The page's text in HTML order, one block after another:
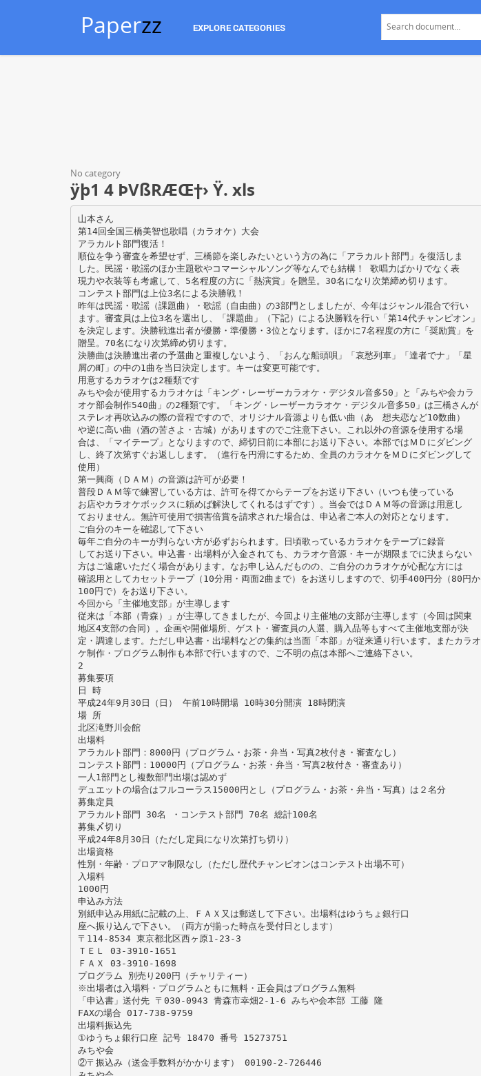
Paperzz EXPLORE CATEGORIES
No category
ÿþ1 4 ÞVßRÆŒ†› Ÿ. xls
山本さん
第14回全国三橋美智也歌唱（カラオケ）大会
アラカルト部門復活！
順位を争う審査を希望せず、三橋節を楽しみたいという方の為に「アラカルト部門」を復活しま
した。民謡・歌謡のほか主題歌やコマーシャルソング等なんでも結構！ 歌唱力ばかりでなく表
現力や衣装等も考慮して、5名程度の方に「熱演賞」を贈呈。30名になり次第締め切ります。
コンテスト部門は上位3名による決勝戦！
昨年は民謡・歌謡（課題曲）・歌謡（自由曲）の3部門としましたが、今年はジャンル混合で行い
ます。審査員は上位3名を選出し、「課題曲」（下記）による決勝戦を行い「第14代チャンピオン」
を決定します。決勝戦進出者が優勝・準優勝・3位となります。ほかに7名程度の方に「奨励賞」を
贈呈。70名になり次第締め切ります。
決勝曲は決勝進出者の予選曲と重複しないよう、「おんな船頭唄」「哀愁列車」「達者でナ」「星
屑の町」の中の1曲を当日決定します。キーは変更可能です。
用意するカラオケは2種類です
みちや会が使用するカラオケは「キング・レーザーカラオケ・デジタル音多50」と「みちや会カラ
オケ部会制作540曲」の2種類です。「キング・レーザーカラオケ・デジタル音多50」は三橋さんが
ステレオ再吹込みの際の音程ですので、オリジナル音源よりも低い曲（あゝ想夫恋など10数曲）
や逆に高い曲（酒の苦さよ・古城）がありますのでご注意下さい。これ以外の音源を使用する場
合は、「マイテープ」となりますので、締切日前に本部にお送り下さい。本部ではＭＤにダビング
し、終了次第すぐお返しします。（進行を円滑にするため、全員のカラオケをＭＤにダビングして
使用）
第一興商（ＤＡＭ）の音源は許可が必要！
普段ＤＡＭ等で練習している方は、許可を得てからテープをお送り下さい（いつも使っている
お店やカラオケボックスに頼めば解決してくれるはずです）。当会ではＤＡＭ等の音源は用意し
ておりません。無許可使用で損害倍賞を請求された場合は、申込者ご本人の対応となります。
ご自分のキーを確認して下さい
毎年ご自分のキーが判らない方が必ずおられます。日頃歌っているカラオケをテープに録音
してお送り下さい。申込書・出場料が入金されても、カラオケ音源・キーが期限までに決まらない
方はご遠慮いただく場合があります。なお申し込んだものの、ご自分のカラオケが心配な方には
確認用としてカセットテープ（10分用・両面2曲まで）をお送りしますので、切手400円分（80円か
100円で）をお送り下さい。
今回から「主催地支部」が主導します
従来は「本部（青森）」が主導してきましたが、今回より主催地の支部が主導します（今回は関東
地区4支部の合同）。企画や開催場所、ゲスト・審査員の人選、購入品等もすべて主催地支部が決
定・調達します。ただし申込書・出場料などの集約は当面「本部」が従来通り行います。またカラオ
ケ制作・プログラム制作も本部で行いますので、ご不明の点は本部へご連絡下さい。
2
募集要項
日 時
平成24年9月30日（日） 午前10時開場 10時30分開演 18時閉演
場 所
北区滝野川会館
出場料
アラカルト部門：8000円（プログラム・お茶・弁当・写真2枚付き・審査なし）
コンテスト部門：10000円（プログラム・お茶・弁当・写真2枚付き・審査あり）
一人1部門とし複数部門出場は認めず
デュエットの場合はフルコーラス15000円とし（プログラム・お茶・弁当・写真）は２名分
募集定員
アラカルト部門 30名 ・コンテスト部門 70名 総計100名
募集〆切り
平成24年8月30日（ただし定員になり次第打ち切り）
出場資格
性別・年齢・プロアマ制限なし（ただし歴代チャンピオンはコンテスト出場不可）
入場料
1000円
申込み方法
別紙申込み用紙に記載の上、ＦＡＸ又は郵送して下さい。出場料はゆうちょ銀行口
座へ振り込んで下さい。（両方が揃った時点を受付日とします）
〒114-8534 東京都北区西ヶ原1-23-3
ＴＥＬ 03-3910-1651
ＦＡＸ 03-3910-1698
プログラム 別売り200円（チャリティー）
※出場者は入場料・プログラムともに無料・正会員はプログラム無料
「申込書」送付先 〒030-0943 青森市幸畑2-1-6 みちや会本部 工藤 隆
FAXの場合 017-738-9759
出場料振込先
①ゆうちょ銀行口座 記号 18470 番号 15273751
みちや会
②〒振込み（送金手数料がかかります） 00190-2-726446